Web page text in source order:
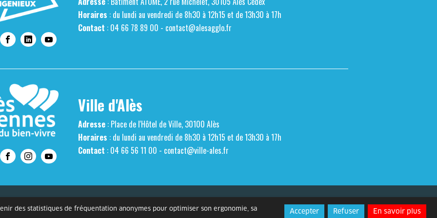
des statistiques de fréquentation anonymes pour optimiser son ergonomie, sa
Accepter Refuser En savoir plus
Horaires : du lundi au vendredi de 8h30 à 12h15 et de 13h30 à 17h
Contact : 04 66 78 89 00 - contact@alesagglo.fr
Ville d'Alès
Adresse: Place de l'Hôtel de Ville, 30100 Alès
Horaires : du lundi au vendredi de 8h30 à 12h15 et de 13h30 à 17h
Contact : 04 66 56 11 00 - contact@ville-ales.fr
personnelles Mentions légales Gestion des cookies Accessibilité Espace presse Contact